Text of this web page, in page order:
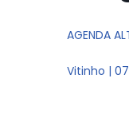
AGENDA
Vitinho |